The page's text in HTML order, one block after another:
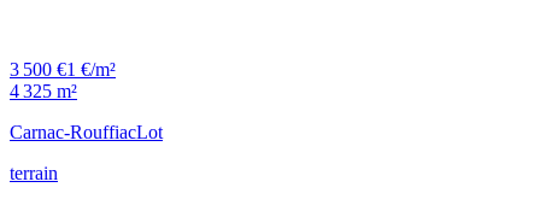
3 500 €1 €/m²
4 325 m²
Carnac-RouffiacLot
terrain